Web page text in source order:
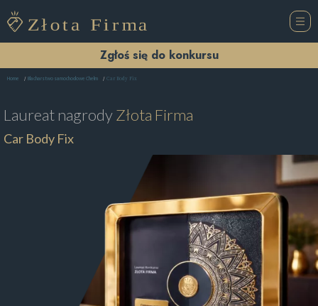
Zgłoś się do konkursu
Home Blacharstwo samochodowe Chełm Car Body Fix
Laureat nagrodyZłota Firma
Car Body Fix